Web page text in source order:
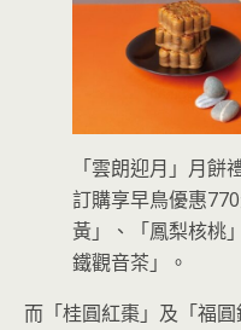
「雲朗迎月」月
訂購享早鳥優惠
黃」、「鳳梨核桃
鐵觀音茶」。
而「桂圓紅棗」及「福